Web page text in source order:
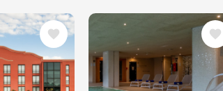
Imagem